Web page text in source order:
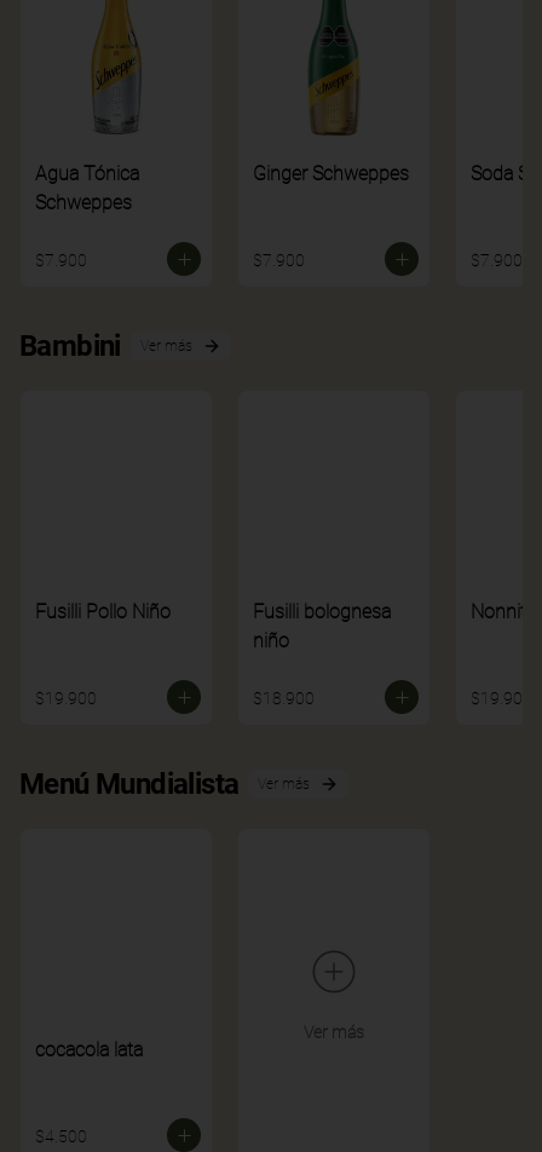
Agua Tónica
Schweppes
$7.900
Ginger Schweppes
$7.900
Soda
$7.900
Bambini Ver más
Fusilli Pollo Niño
$19.900
Fusilli bolognesa
niño
$18.900 $19.900
Menú Mundialista Ver más
cocacola lata
$4.500
Ver más